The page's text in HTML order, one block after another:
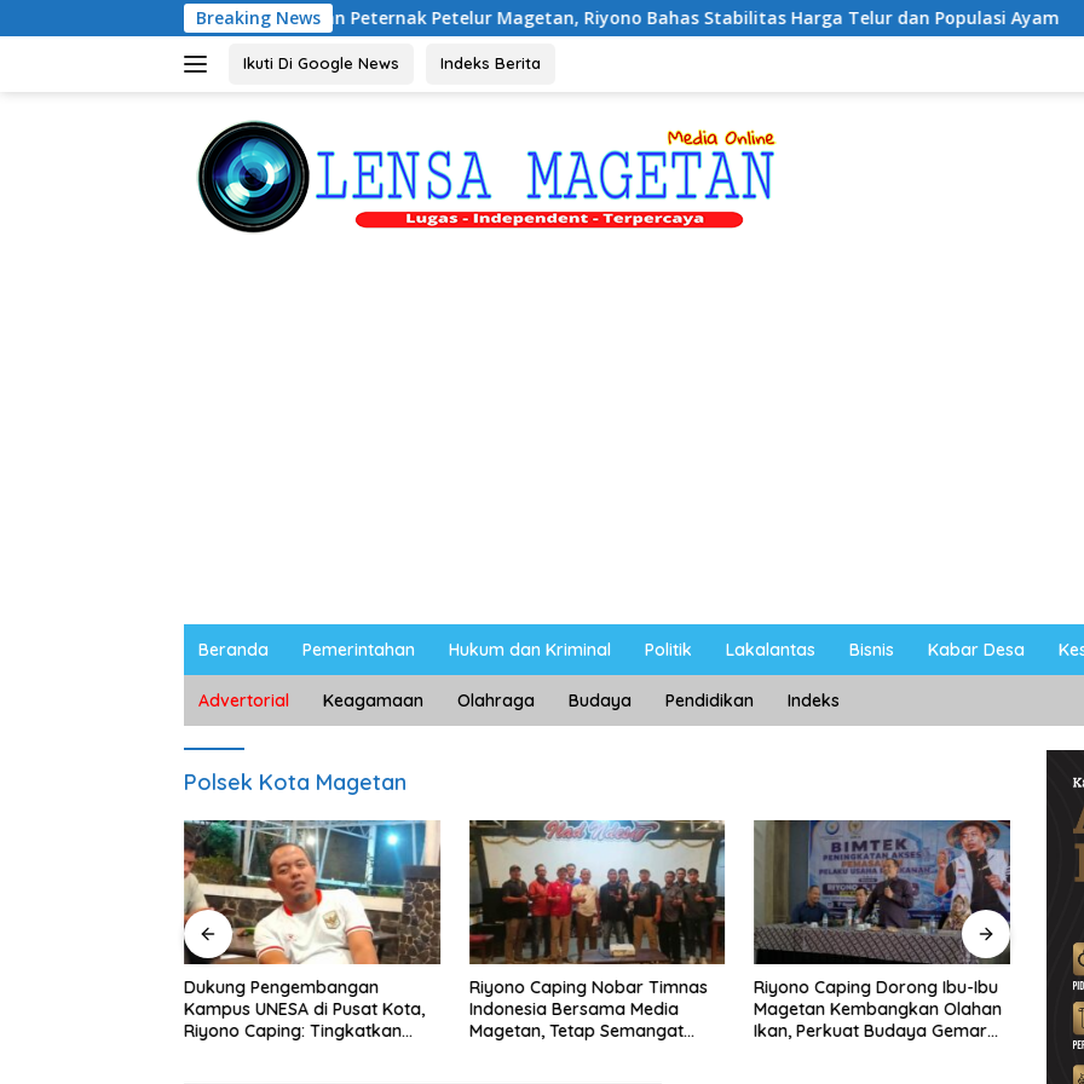
ke
Breaking News
Audiensi dengan Peternak Petelur Magetan, Riyono Bahas Stabilitas Harga Telur dan Populasi Ayam Dukung
Ikuti Di Google News Indeks Berita
Beranda Pemerintahan Hukum dan Kriminal Politik Lakalantas Bisnis Kabar Desa
Advertorial Keagamaan Olahraga Budaya Pendidikan Indeks
Polsek Kota Magetan
Dukung Pengembangan
Kampus UNESA di Pusat Kota,
Riyono Caping: Tingkatkan
Riyono Caping Nobar Timnas
Indonesia Bersama Media
Magetan, Tetap Semangat
Riyono Caping Dorong Ibu-Ibu
Magetan Kembangkan Olahan
Ikan, Perkuat Budaya Gemar